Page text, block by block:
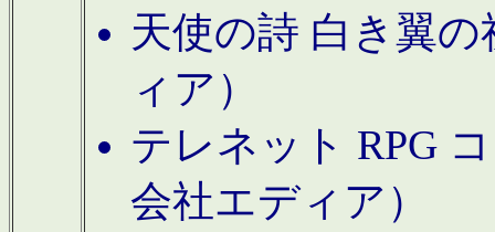
天使の詩 白き翼
ィア）
テレネット RPG
会社エディア）